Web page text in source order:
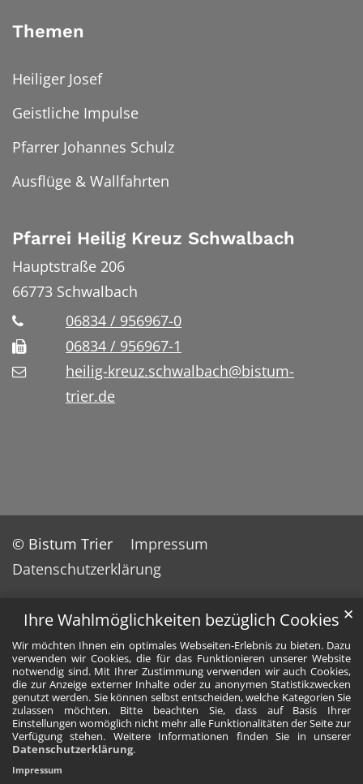
Ihre Wahlmöglichkeiten bezüglich Cookies
Wir möchten Ihnen ein optimales Webseiten-Erlebnis zu bieten. Dazu
verwenden wir Cookies, die für das Funktionieren unserer Website
notwendig sind. Mit Ihrer Zustimmung verwenden wir auch Cookies,
die zur Anzeige externer Inhalte oder zu anonymen Statistikzwecken
genutzt werden. Sie können selbst entscheiden, welche Kategorien Sie
zulassen möchten. Bitte beachten Sie, dass auf Basis Ihrer
Einstellungen womöglich nicht mehr alle Funktionalitäten der Seite zur
Verfügung stehen. Weitere Informationen finden Sie in unserer
Datenschutzerklärung.
✕
Impressum
Themen
Heiliger Josef
Geistliche Impulse
Pfarrer Johannes Schulz
Ausflüge & Wallfahrten
Pfarrei Heilig Kreuz Schwalbach
Hauptstraße 206
66773 Schwalbach
06834 / 956967-0
06834 / 956967-1
heilig-kreuz.schwalbach@bistum-
trier.de
© Bistum Trier
Impressum
Datenschutzerklärung